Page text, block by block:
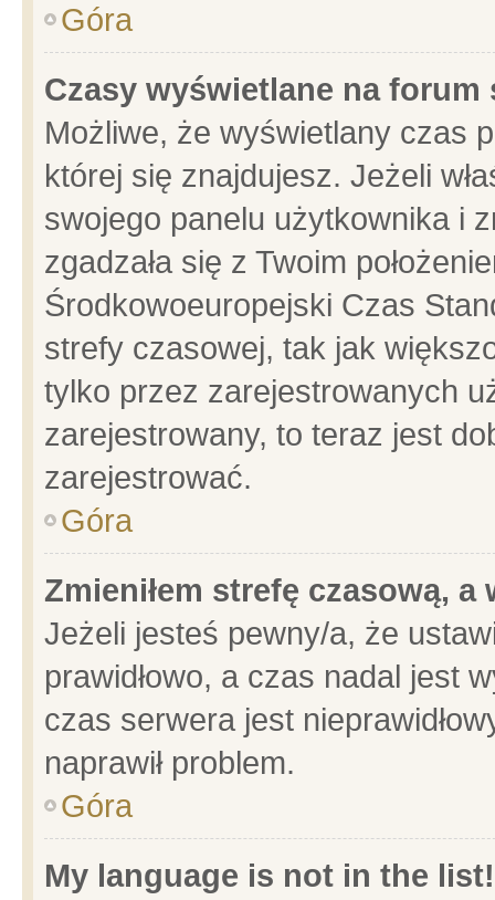
Góra
Czasy wyświetlane na forum
Możliwe, że wyświetlany czas
której się znajdujesz. Jeżeli
swojego panelu użytkownika i
zgadzała się z Twoim
Środkowoeuropejski Czas
strefy czasowej, tak jak
tylko przez zarejestrowanych
zarejestrowany, to teraz jest
zarejestrować.
Góra
Zmieniłem strefę czasową,
Jeżeli jesteś pewny/a, że
prawidłowo, a czas nadal jest
czas serwera jest
naprawił problem.
Góra
My language is not in the list!